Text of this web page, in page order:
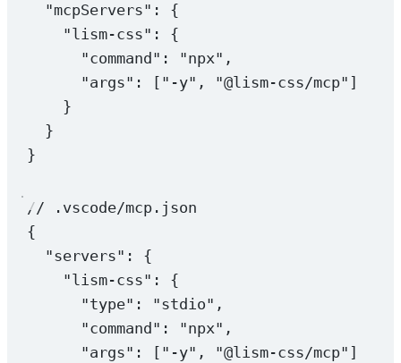
"mcpServers" : {
"lism-css" : {
"command" : "npx" ,
"args" : [ "-y" , "@lism-css/mcp" ]
}
}
}
// .vscode/mcp.json
{
"servers" : {
"lism-css" : {
"type" : "stdio" ,
"command" : "npx" ,
"args" : [ "-y" , "@lism-css/mcp" ]